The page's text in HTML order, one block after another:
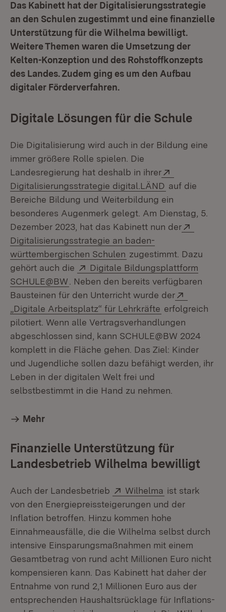
Das Kabinett hat der Digitalisierungsstrategie
an den Schulen zugestimmt und eine finanzielle
Unterstützung für die Wilhelma bewilligt.
Weitere Themen waren die Umsetzung der
Kelten-Konzeption und des Rohstoffkonzepts
des Landes. Zudem ging es um den Aufbau
digitaler Förderverfahren.
Digitale Lösungen für die Schule
Die Digitalisierung wird auch in der Bildung eine
immer größere Rolle spielen. Die
Landesregierung hat deshalb in ihrer
Digitalisierungsstrategie digital.LÄND (Öffnet in
auf die
Bereiche Bildung und Weiterbildung ein
besonderes Augenmerk gelegt. Am Dienstag, 5.
Dezember 2023, hat das Kabinett nun der
Digitalisierungsstrategie an baden-
württembergischen Schulen (Öffnet in neuem
zugestimmt. Dazu
gehört auch die
Extern:
Digitale Bildungsplattform
SCHULE@BW (Öffnet in neuem Fenster)
. Neben den bereits verfügbaren
Bausteinen für den Unterricht wurde der
„Digitale Arbeitsplatz“ für Lehrkräfte (Öffnet in
erfolgreich
pilotiert. Wenn alle Vertragsverhandlungen
abgeschlossen sind, kann SCHULE@BW 2024
komplett in die Fläche gehen. Das Ziel: Kinder
und Jugendliche sollen dazu befähigt werden, ihr
Leben in der digitalen Welt frei und
selbstbestimmt in die Hand zu nehmen.
Mehr
Finanzielle Unterstützung für
Landesbetrieb Wilhelma bewilligt
Auch der Landesbetrieb Extern:
Wilhelma (Öffnet in
ist stark
von den Energiepreissteigerungen und der
Inflation betroffen. Hinzu kommen hohe
Einnahmeausfälle, die die Wilhelma selbst durch
intensive Einsparungsmaßnahmen mit einem
Gesamtbetrag von rund acht Millionen Euro nicht
kompensieren kann. Das Kabinett hat daher der
Entnahme von rund 2,1 Millionen Euro aus der
entsprechenden Haushaltsrücklage für Inflations-